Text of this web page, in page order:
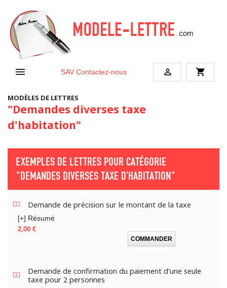
 SAV Contactez-nous  shopping_cart
MODÈLES DE LETTRES
"Demandes diverses taxe
d'habitation"
EXEMPLES DE LETTRES POUR CATÉGORIE
"DEMANDES DIVERSES TAXE D'HABITATION"
Demande de précision sur le montant de la taxe
[+] Résumé
Prix
2,00 €
COMMANDER
Demande de confirmation du paiement d'une seule
taxe pour 2 personnes